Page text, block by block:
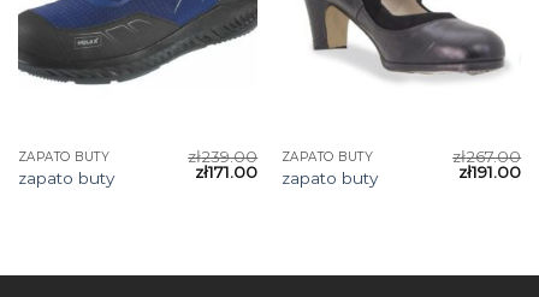
ZAPATO BUTY
zapato buty
zł239.00
zł171.00
ZAPATO BUTY
zapato buty
zł267.00
zł191.00